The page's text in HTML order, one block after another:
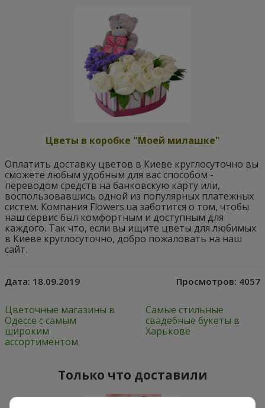
Цветы в коробке "Моей милашке"
Оплатить доставку цветов в Киеве круглосуточно вы
сможете любым удобным для вас способом -
переводом средств на банковскую карту или,
воспользовавшись одной из популярных платежных
систем. Компания Flowers.ua заботится о том, чтобы
наш сервис был комфортным и доступным для
каждого. Так что, если вы ищите цветы для любимых
в Киеве круглосуточно, добро пожаловать на наш
сайт.
Дата: 18.09.2019 Просмотров: 4057
Цветочные магазины в
Одессе с самым
широким
ассортиментом
Самые стильные
свадебные букеты в
Харькове
Только что доставили